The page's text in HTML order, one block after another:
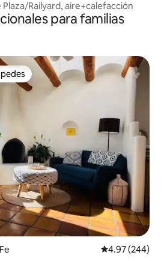
Railyard, aire+calefacción
para familias
preferido
Calificación
4.97 (244)